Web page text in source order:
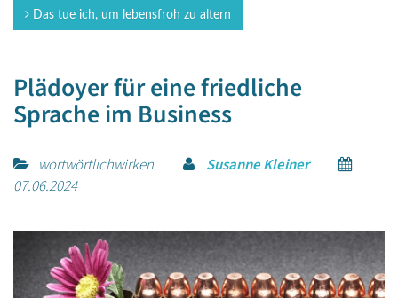
Das tue ich, um lebensfroh zu altern
Plädoyer für eine friedliche
Sprache im Business
wortwörtlichwirken
Susanne Kleiner
07.06.2024